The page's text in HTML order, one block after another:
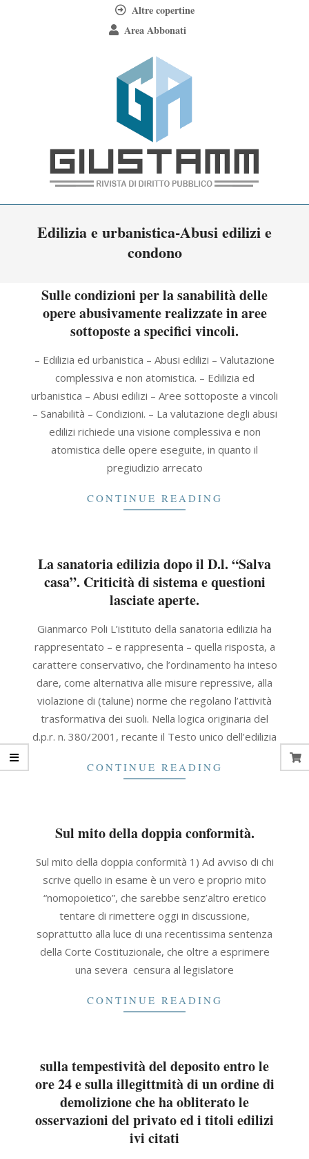
Altre copertine
Area Abbonati
Giustamm
Navigation
Edilizia e urbanistica-Abusi edilizi e
condono
Sulle condizioni per la sanabilità delle
opere abusivamente realizzate in aree
sottoposte a specifici vincoli.
03-
– Edilizia ed urbanistica – Abusi edilizi – Valutazione
complessiva e non atomistica. – Edilizia ed
urbanistica – Abusi edilizi – Aree sottoposte a vincoli
– Sanabilità – Condizioni. – La valutazione degli abusi
edilizi richiede una visione complessiva e non
atomistica delle opere eseguite, in quanto il
pregiudizio arrecato
CONTINUE READING
La sanatoria edilizia dopo il D.l. “Salva
casa”. Criticità di sistema e questioni
lasciate aperte.
12-
15
Gianmarco Poli L’istituto della sanatoria edilizia ha
rappresentato – e rappresenta – quella risposta, a
carattere conservativo, che l’ordinamento ha inteso
dare, come alternativa alle misure repressive, alla
violazione di (talune) norme che regolano l’attività
trasformativa dei suoli. Nella logica originaria del
d.p.r. n. 380/2001, recante il Testo unico dell’edilizia
CONTINUE READING
Sul mito della doppia conformità.
09-
Sul mito della doppia conformità 1) Ad avviso di chi
scrive quello in esame è un vero e proprio mito
“nomopoietico”, che sarebbe senz’altro eretico
tentare di rimettere oggi in discussione,
soprattutto alla luce di una recentissima sentenza
della Corte Costituzionale, che oltre a esprimere
una severa censura al legislatore
CONTINUE READING
sulla tempestività del deposito entro le
ore 24 e sulla illegittmità di un ordine di
demolizione che ha obliterato le
osservazioni del privato ed i titoli edilizi
ivi citati